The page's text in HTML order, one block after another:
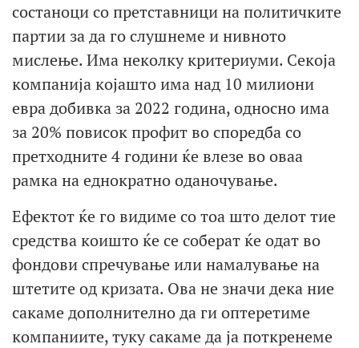
состаноци со претставници на политичките
партии за да го слушнеме и нивното
мислење. Има неколку критериуми. Секоја
компанија којашто има над 10 милиони
евра добивка за 2022 година, односно има
за 20% повисок профит во споредба со
претходните 4 години ќе влезе во оваа
рамка на еднократно оданочување.
Ефектот ќе го видиме со тоа што делот тие
средства коишто ќе се соберат ќе одат во
фондови спречување или намалување на
штетите од кризата. Ова не значи дека ние
сакаме дополнително да ги оптеретиме
компаниите, туку сакаме да ја поткренеме